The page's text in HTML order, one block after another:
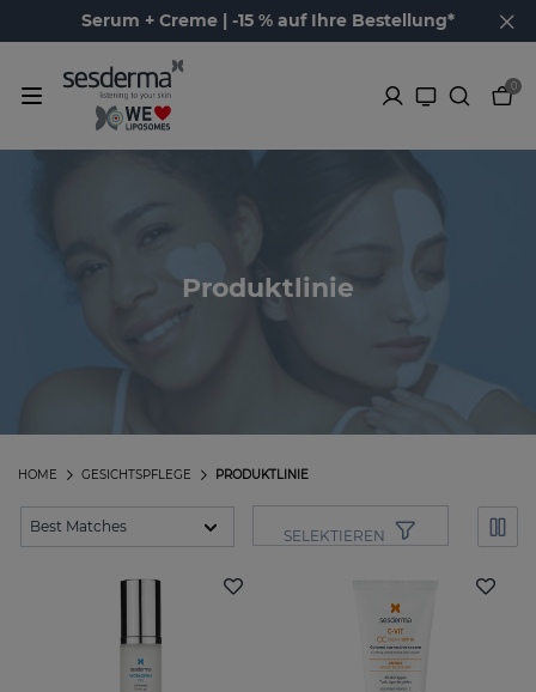
Serum + Creme | -15 % auf Ihre Bestellung*
0
Produktlinie
PRODUKTLINIE
GESICHTSPFLEGE
HOME
SELEKTIEREN